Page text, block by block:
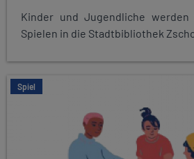
Kinder und Jugendliche werden
Spielen in die Stadtbibliothek
Spiel